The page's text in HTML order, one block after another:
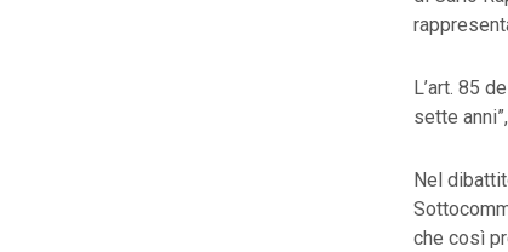
L’art. 85
sette
Nel
che così